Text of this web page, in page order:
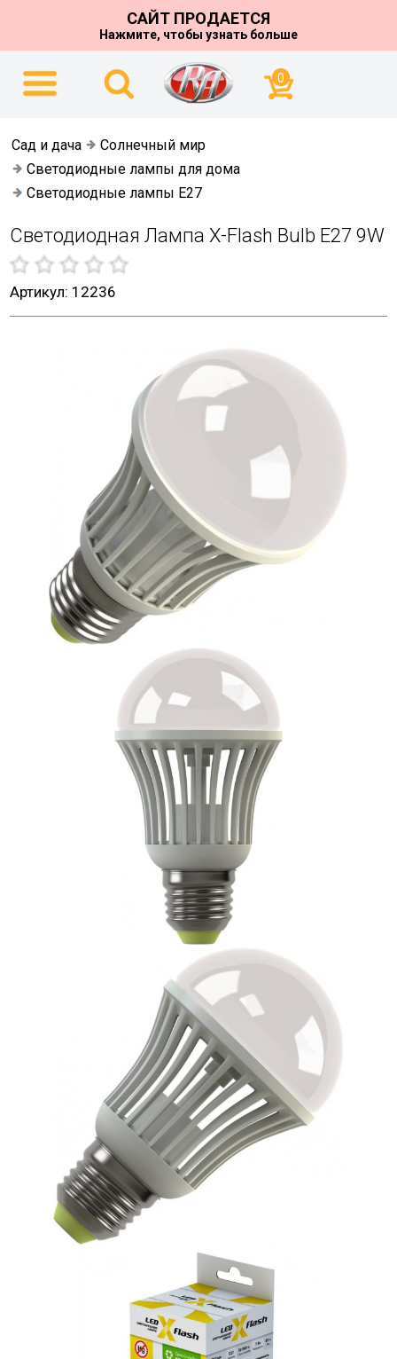
САЙТ ПРОДАЕТСЯ
Нажмите, чтобы узнать больше
0
Сад и дача
Солнечный мир
Светодиодные лампы для дома
Светодиодные лампы E27
Cветодиодная Лампа X-Flash Bulb E27 9W
Артикул: 12236